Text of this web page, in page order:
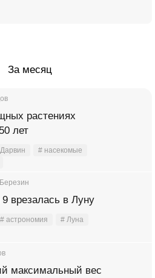
За месяц
растениях
лет
# насекомые
врезалась в Луну
# астрономия # Луна
максимальный вес